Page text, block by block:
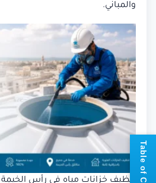
والمباني.
تنظيف خزانات مياه في رأس الخيمة